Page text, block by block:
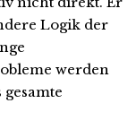
Logik der
werden